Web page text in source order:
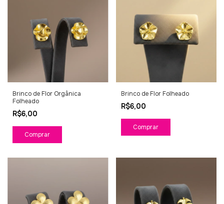
Brinco de Flor Orgânica
Folheado
R$6,00
Brinco de Flor Folheado
R$6,00